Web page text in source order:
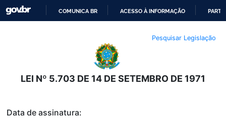
O
CONTEÚDO
COMUNICA BR ACESSO À INFORMAÇÃO
Pesquisar Legislação
LEI Nº 5.703 DE 14 DE SETEMBRO DE 1971
Data de assinatura: